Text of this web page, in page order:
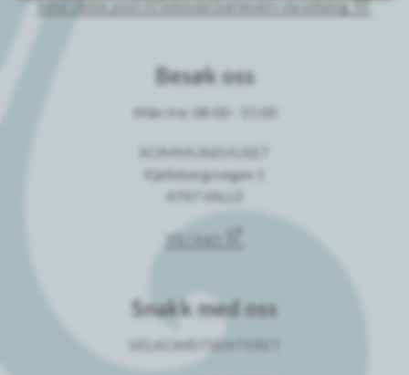
Send sikker post til Setesdal barnevern via edialog
Besøk oss
Mån-fre: 08:00 - 15:00
KOMMUNEHUSET
Kjellebergsvegen 1
4747 VALLE
Vis i kart
Snakk med oss
VELKOMSTSENTERET